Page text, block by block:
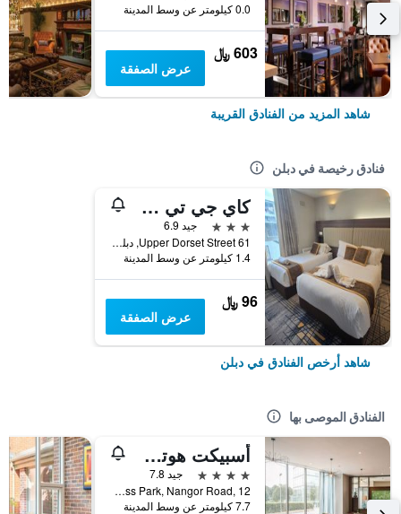
0.0 كيلومتر عن وسط المدينة
603 ﷼
عرض الصفقة
شاهد المزيد من الفنادق القريبة
فنادق رخيصة في دبلن
كاي جي تي هاوس
3 نجوم
جيد 6.9
61 Upper Dorset Street, دبلن, أيرلندا
1.4 كيلومتر عن وسط المدينة
96 ﷼
عرض الصفقة
شاهد أرخص الفنادق في دبلن
الفنادق الموصى بها
أسبيكت هوتل دوبلن بارك ويست
4 نجوم
جيد 7.8
Park West Business Park, Nangor Road, 12, دبلن, أيرلندا
7.7 كيلومتر عن وسط المدينة